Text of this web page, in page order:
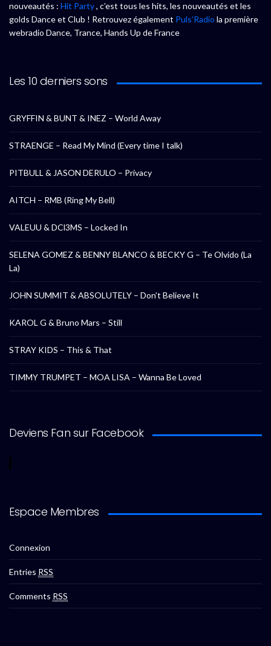
nouveautés : Hit Party, c’est tous les hits, les nouveautés et les
golds Dance et Club ! Retrouvez également Puls’Radio la première
webradio Dance, Trance, Hands Up de France
Les 10 derniers sons
GRYFFIN & BUNT & INEZ – World Away
STRAENGE – Read My Mind (Every time I talk)
PITBULL & JASON DERULO – Privacy
AITCH – RMB (Ring My Bell)
VALEUU & DCl3MS – Locked In
SELENA GOMEZ & BENNY BLANCO & BECKY G – Te Olvido (La
La)
JOHN SUMMIT & ABSOLUTELY – Don’t Believe It
KAROL G & Bruno Mars – Still
STRAY KIDS – This & That
TIMMY TRUMPET – MOA LISA – Wanna Be Loved
Deviens Fan sur Facebook
Espace Membres
Connexion
Entries RSS
Comments RSS